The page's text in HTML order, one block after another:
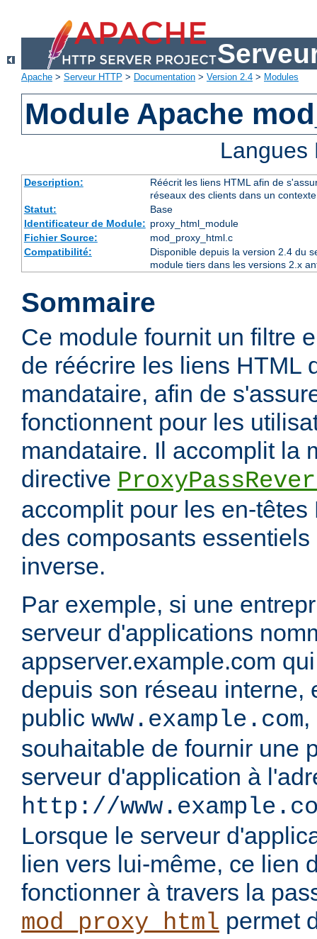
Apache > Serveur HTTP > Documentation > Version 2.4 > Modules
Module Apache
Description:
Réécrit les liens HTML afin de
réseaux des clients dans un
Statut:
Base
Identificateur de Module: proxy_html_module
Fichier Source:
mod_proxy_html.c
Compatibilité:
Disponible depuis la version 2.4 du
module tiers dans les versions 2.x
Sommaire
Ce module fournit un filtre
de réécrire les liens HTML
mandataire, afin de
fonctionnent pour les
mandataire. Il accomplit la
directive
accomplit pour les en-têtes
des composants
inverse.
Par exemple, si une
serveur d'applications
appserver.example.com
depuis son réseau interne,
public www.example.com
souhaitable de fournir une
serveur d'application à
http://
Lorsque le serveur
lien vers lui-même, ce lien
fonctionner à travers la
mod_proxy_html permet